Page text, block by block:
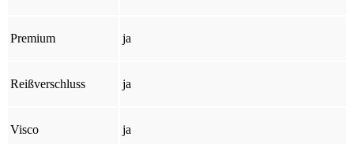
Premium ja
Reißverschluss ja
Visco ja